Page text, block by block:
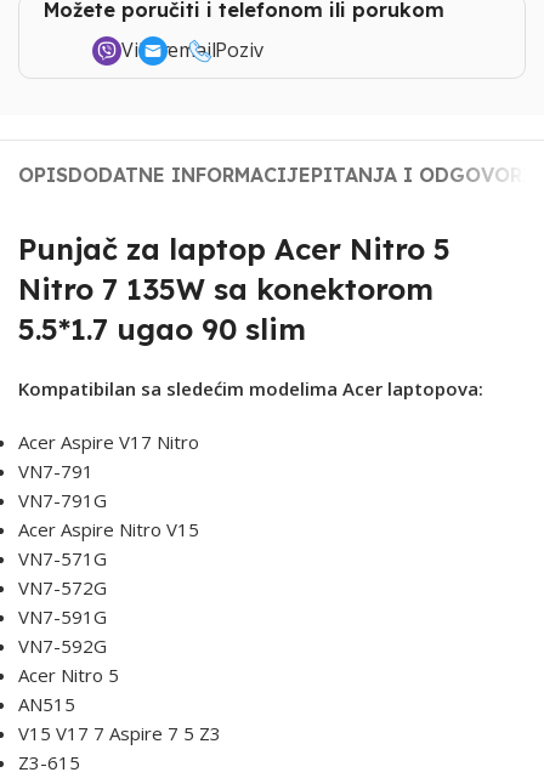
Možete poručiti i telefonom ili porukom
ViberemailPoziv
OPISDODATNE INFORMACIJEPITANJA I ODGOVORI
Punjač za laptop Acer Nitro 5
Nitro 7 135W sa konektorom
5.5*1.7 ugao 90 slim
Kompatibilan sa sledećim modelima Acer laptopova:
Acer Aspire V17 Nitro
VN7-791
VN7-791G
Acer Aspire Nitro V15
VN7-571G
VN7-572G
VN7-591G
VN7-592G
Acer Nitro 5
AN515
V15 V17 7 Aspire 7 5 Z3
Z3-615